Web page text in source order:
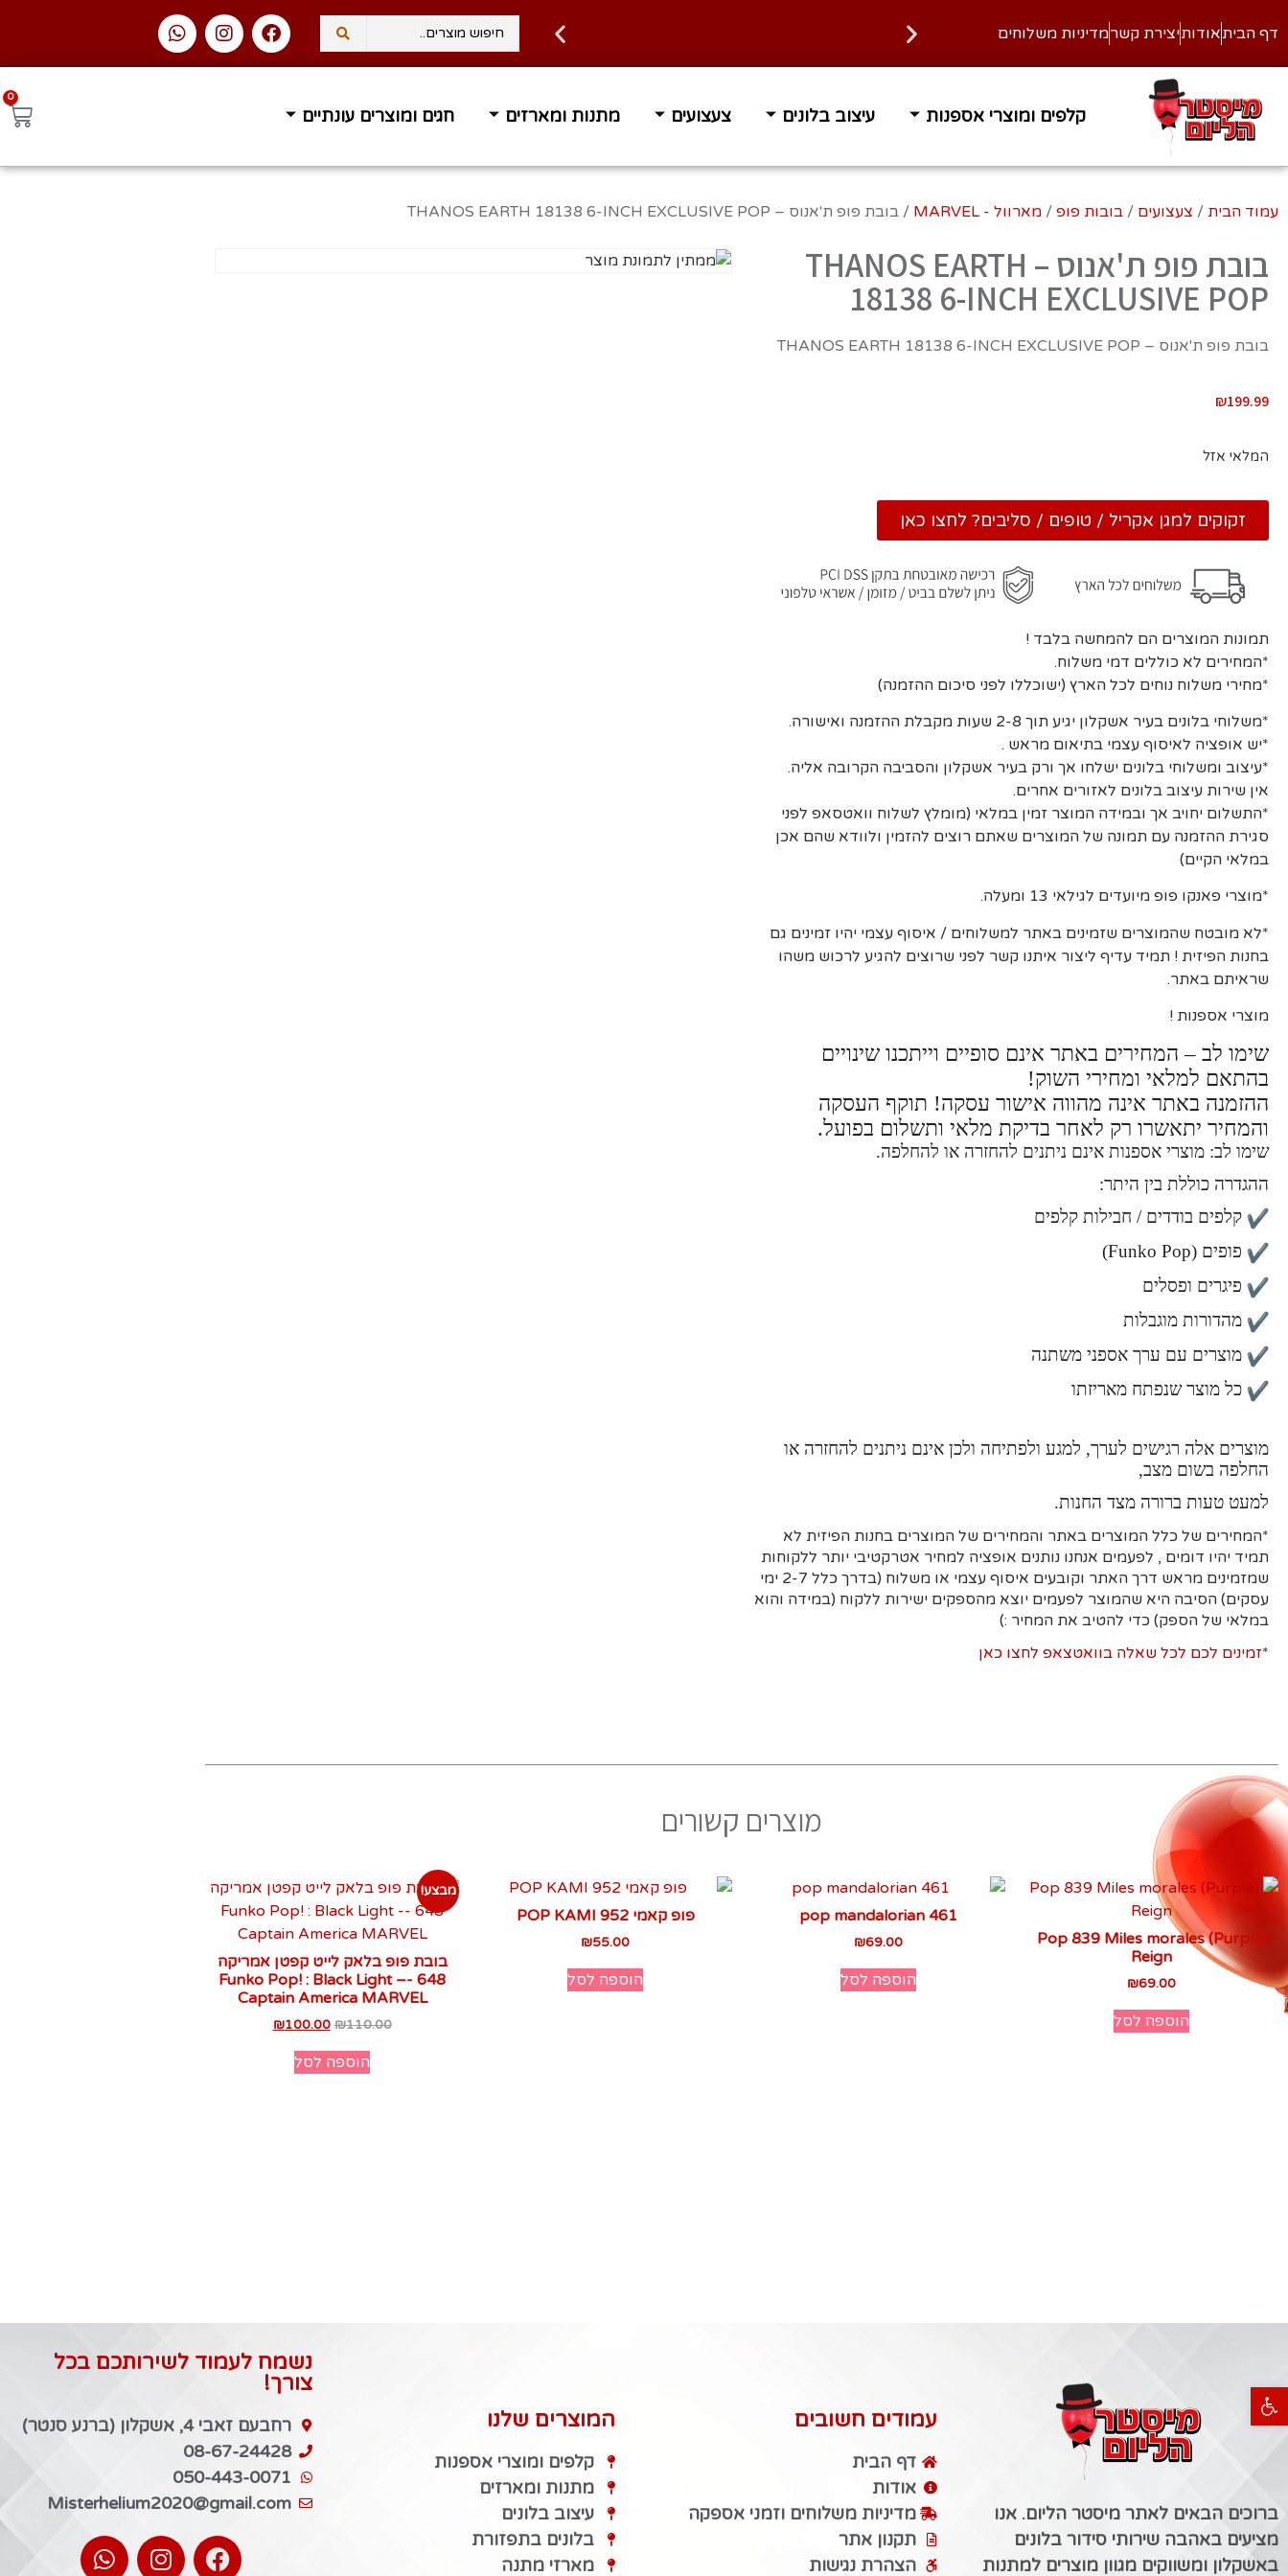
פתח סרגל נגישות
דף הביתאודותיצירת קשרמדיניות משלוחים
קלפים ומוצרי אספנות עיצוב בלונים צעצועים מתנות ומארזים חגים ומוצרים עונתיים
0
עמוד הבית / צעצועים / בובות פופ / מארוול - MARVEL / בובת פופ ת'אנוס – THANOS EARTH 18138 6-INCH EXCLUSIVE POP‏
בובת פופ ת'אנוס – THANOS EARTH
18138 6-INCH EXCLUSIVE POP‏
בובת פופ ת'אנוס – THANOS EARTH 18138 6-INCH EXCLUSIVE POP‏
₪199.99
המלאי אזל
זקוקים למגן אקריל / טופים / סליבים? לחצו כאן
תמונות המוצרים הם להמחשה בלבד !
*המחירים לא כוללים דמי משלוח.
*מחירי משלוח נוחים לכל הארץ (ישוכללו לפני סיכום ההזמנה)
*משלוחי בלונים בעיר אשקלון יגיע תוך 2-8 שעות מקבלת ההזמנה ואישורה.
*יש אופציה לאיסוף עצמי בתיאום מראש .
*עיצוב ומשלוחי בלונים ישלחו אך ורק בעיר אשקלון והסביבה הקרובה אליה.
אין שירות עיצוב בלונים לאזורים אחרים.
*התשלום יחויב אך ובמידה המוצר זמין במלאי (מומלץ לשלוח וואטסאפ לפני
סגירת ההזמנה עם תמונה של המוצרים שאתם רוצים להזמין ולוודא שהם אכן
במלאי הקיים)
*מוצרי פאנקו פופ מיועדים לגילאי 13 ומעלה.
*לא מובטח שהמוצרים שזמינים באתר למשלוחים / איסוף עצמי יהיו זמינים גם
בחנות הפיזית ! תמיד עדיף ליצור איתנו קשר לפני שרוצים להגיע לרכוש משהו
שראיתם באתר.
מוצרי אספנות !
שימו לב – המחירים באתר אינם סופיים וייתכנו שינויים
בהתאם למלאי ומחירי השוק!
ההזמנה באתר אינה מהווה אישור עסקה! תוקף העסקה
והמחיר יתאשרו רק לאחר בדיקת מלאי ותשלום בפועל.
שימו לב: מוצרי אספנות אינם ניתנים להחזרה או להחלפה.
ההגדרה כוללת בין היתר:
קלפים בודדים / חבילות קלפים
פופים (Funko Pop)
פיגרים ופסלים
מהדורות מוגבלות
מוצרים עם ערך אספני משתנה
כל מוצר שנפתח מאריזתו
מוצרים אלה רגישים לערך, למגע ולפתיחה ולכן אינם ניתנים להחזרה או
החלפה בשום מצב,
למעט טעות ברורה מצד החנות.
*המחירים של כלל המוצרים באתר והמחירים של המוצרים בחנות הפיזית לא
תמיד יהיו דומים , לפעמים אנחנו נותנים אופציה למחיר אטרקטיבי יותר ללקוחות
שמזמינים מראש דרך האתר וקובעים איסוף עצמי או משלוח (בדרך כלל 2-7 ימי
עסקים) הסיבה היא שהמוצר לפעמים יוצא מהספקים ישירות ללקוח (במידה והוא
במלאי של הספק) כדי להטיב את המחיר :)
*זמינים לכם לכל שאלה בוואטצאפ לחצו כאן
מוצרים קשורים
(Pop 839 Miles morales (Purple
Reign
₪69.00
הוספה לסל
pop mandalorian 461
₪69.00
הוספה לסל
פופ קאמי 952 POP KAMI
₪55.00
הוספה לסל
מבצע!
בובת פופ בלאק לייט קפטן אמריקה
648 -Funko Pop! : Black Light –
Captain America MARVEL‏
₪110.00
₪100.00
הוספה לסל
ברוכים הבאים לאתר מיסטר הליום. אנו
מציעים באהבה שירותי סידור בלונים
באשקלון ומשווקים מגוון מוצרים למתנות
עמודים חשובים
דף הבית
אודות
מדיניות משלוחים וזמני אספקה
תקנון אתר
הצהרת נגישות
המוצרים שלנו
קלפים ומוצרי אספנות
מתנות ומארזים
עיצוב בלונים
בלונים בתפזורת
מארזי מתנה
נשמח לעמוד לשירותכם בכל
צורך!
רחבעם זאבי 4, אשקלון (ברנע סנטר)
08-67-24428
050-443-0071
Misterhelium2020@gmail.com